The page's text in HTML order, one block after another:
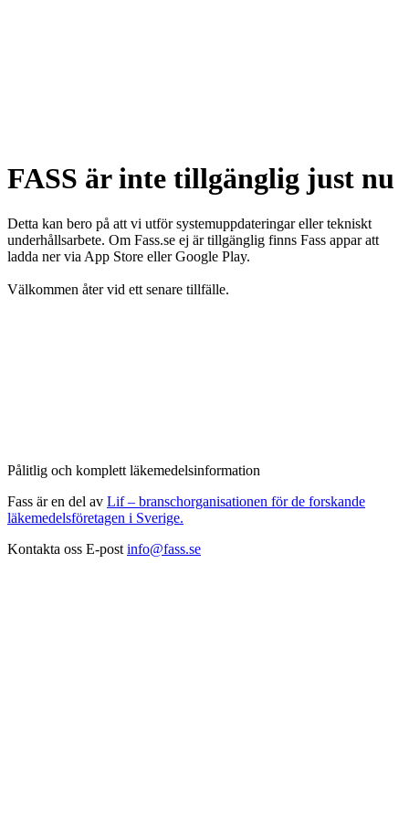
FASS är inte tillgänglig just nu
Detta kan bero på att vi utför systemuppdateringar eller tekniskt
underhållsarbete. Om Fass.se ej är tillgänglig finns Fass appar att
ladda ner via App Store eller Google Play.
Välkommen åter vid ett senare tillfälle.
Pålitlig och komplett läkemedelsinformation
Fass är en del av Lif – branschorganisationen för de forskande
läkemedelsföretagen i Sverige.
Kontakta oss E-post info@fass.se